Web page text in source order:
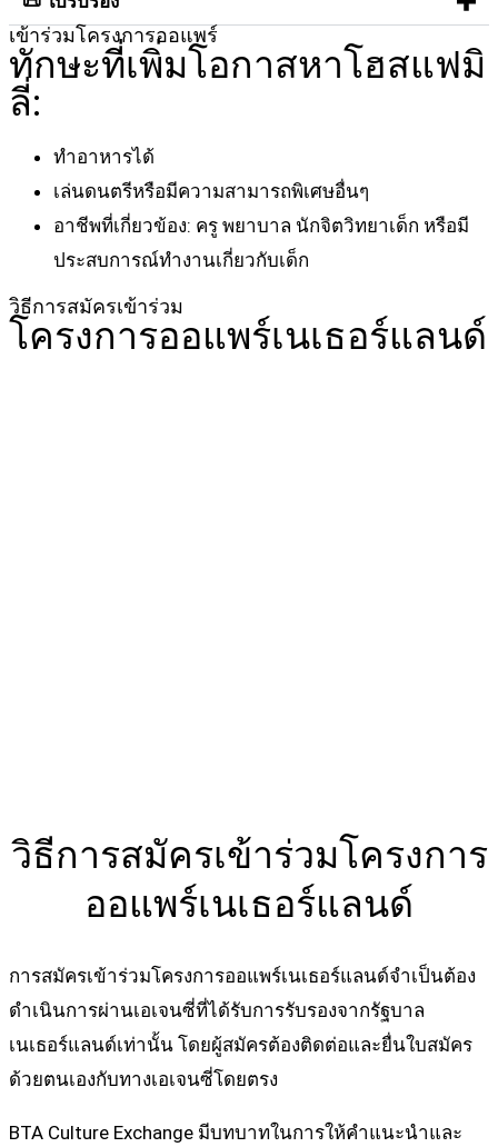
เข้าร่วมโครงการออแพร์
ทักษะที่เพิ่มโอกาสหาโฮสแฟมิ
ลี่:
ทำอาหารได้
เล่นดนตรีหรือมีความสามารถพิเศษอื่นๆ
อาชีพที่เกี่ยวข้อง: ครู พยาบาล นักจิตวิทยาเด็ก หรือมี
ประสบการณ์ทำงานเกี่ยวกับเด็ก
วิธีการสมัครเข้าร่วม
โครงการออแพร์เนเธอร์แลนด์
วิธีการสมัครเข้าร่วมโครงการ
ออแพร์เนเธอร์แลนด์
การสมัครเข้าร่วมโครงการออแพร์เนเธอร์แลนด์จำเป็นต้อง
ดำเนินการผ่านเอเจนซี่ที่ได้รับการรับรองจากรัฐบาล
เนเธอร์แลนด์เท่านั้น โดยผู้สมัครต้องติดต่อและยื่นใบสมัคร
ด้วยตนเองกับทางเอเจนซี่โดยตรง
BTA Culture Exchange มีบทบาทในการให้คำแนะนำและ